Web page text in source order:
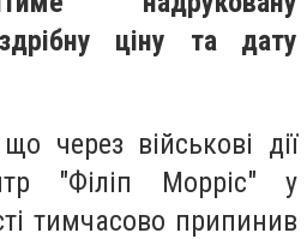
ціну та дату
через військові дії
"Філіп Морріс" у
тимчасово припинив